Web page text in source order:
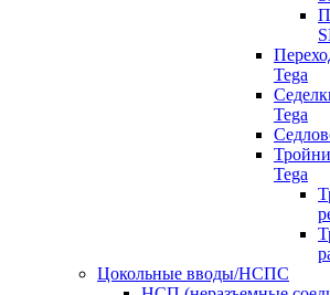
Tega
Tega
Tega
Цокольные вводы/НСПС